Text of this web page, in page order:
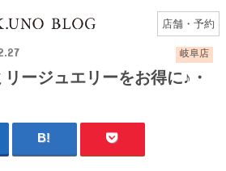
店舗・予約
【4/20～】ファミリージュエリーをお得に♪・岐阜店
岐阜店
リージュエリーをお得に♪・